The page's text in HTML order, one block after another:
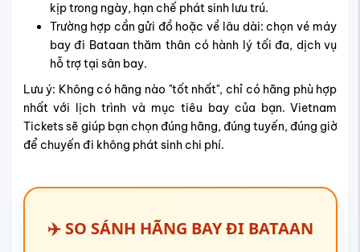
kịp trong ngày, hạn chế phát sinh lưu trú.
Trường hợp cần gửi đồ hoặc về lâu dài: chọn vé máy
bay đi Bataan thăm thân có hành lý tối đa, dịch vụ
hỗ trợ tại sân bay.
Lưu ý: Không có hãng nào "tốt nhất", chỉ có hãng phù hợp
nhất với lịch trình và mục tiêu bay của bạn. Vietnam
Tickets sẽ giúp bạn chọn đúng hãng, đúng tuyến, đúng giờ
để chuyến đi không phát sinh chi phí.
✈️ SO SÁNH HÃNG BAY ĐI BATAAN